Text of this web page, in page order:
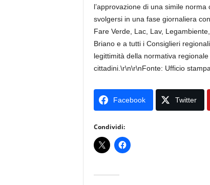
l’approvazione di una simile
svolgersi in una fase giornaliera
Fare Verde, Lac, Lav,
Briano e a tutti i Consiglieri
legittimità della normativa
cittadini.\r\n\r\nFonte: Ufficio
Facebook Twitter
Condividi: